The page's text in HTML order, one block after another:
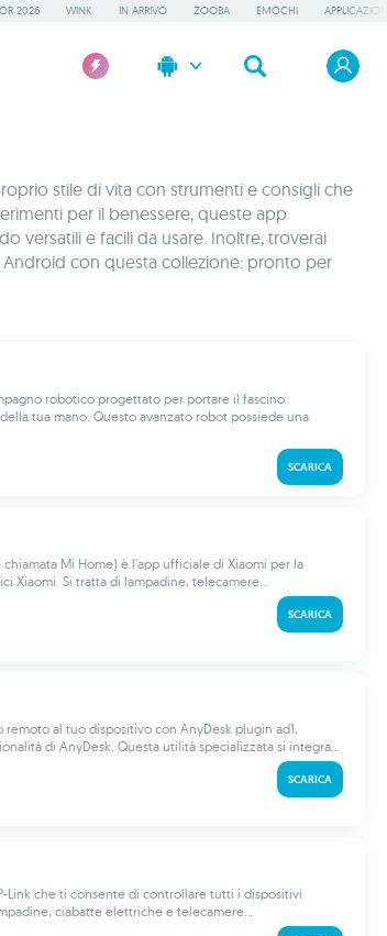
2026 WINK IN ARRIVO ZOOBA EMOCHI
stile di vita con strumenti e consigli che
per il benessere, queste app
versatili e facili da usare. Inoltre, troverai
Android con questa collezione: pronto per
robotico progettato per portare il fascino
tua mano. Questo avanzato robot possiede una
SCARICA
Mi Home) è l'app ufficiale di Xiaomi per la
Xiaomi. Si tratta di lampadine, telecamere...
SCARICA
al tuo dispositivo con AnyDesk plugin ad1,
di AnyDesk. Questa utilità specializzata si integra...
SCARICA
Link che ti consente di controllare tutti i dispositivi
ciabatte elettriche e telecamere...